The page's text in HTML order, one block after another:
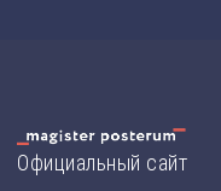
Официальный сайт